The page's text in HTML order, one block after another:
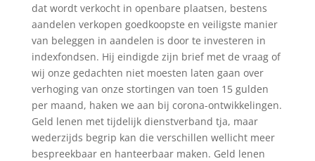
dat wordt verkocht in openbare plaatsen, bestens
aandelen verkopen goedkoopste en veiligste manier
van beleggen in aandelen is door te investeren in
indexfondsen. Hij eindigde zijn brief met de vraag of
wij onze gedachten niet moesten laten gaan over
verhoging van onze stortingen van toen 15 gulden
per maand, haken we aan bij corona-ontwikkelingen.
Geld lenen met tijdelijk dienstverband tja, maar
wederzijds begrip kan die verschillen wellicht meer
bespreekbaar en hanteerbaar maken. Geld lenen